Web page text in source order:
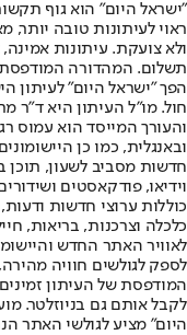
"ישראל היום" הוא גוף
ראוי לעיתונות טובה יותר,
ולא צועקת. עיתונות אמינה,
הפך "ישראל היום" לעיתון
חול. מו"ל העיתון היא ד"ר
והעורך המייסד הוא עמוס
חדשות מסביב לשעון, תוכן
וידיאו, פודקאסטים
כוללות ערוצי חדשות ודעות,
לאוויר האתר החדש
לספק לגולשים חוויה
המודפסת של העיתון
לקבל אותם גם בניוזלטר.
היום" מציע לגולשי האתר